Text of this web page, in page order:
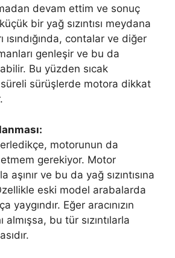
devam ettim ve sonuç
bir yağ sızıntısı meydana
ısındığında, contalar ve diğer
genleşir ve bu da
Bu yüzden sıcak
sürüşlerde motora dikkat
motorunun da
gerekiyor. Motor
aşınır ve bu da yağ sızıntısına
eski model arabalarda
yaygındır. Eğer aracınızın
almışsa, bu tür sızıntılarla